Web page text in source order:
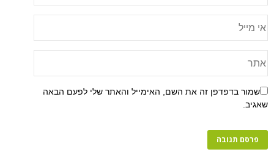
שמור בדפדפן זה את השם, האימייל והאתר שלי לפעם הבאה
שאגיב.